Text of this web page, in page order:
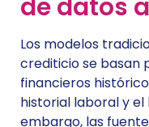
de datos
Los modelos
crediticio se basan
financieros
historial laboral y el
embargo, las